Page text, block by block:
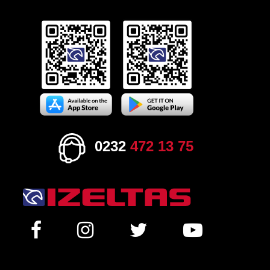
0232 472 13 75